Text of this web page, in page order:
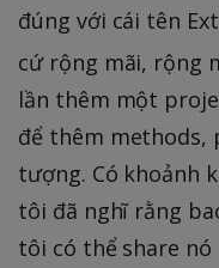
đúng với cái tên
cứ rộng mãi, rộng
lần thêm một
để thêm methods,
tượng. Có khoảnh
tôi đã nghĩ rằng
tôi có thể share